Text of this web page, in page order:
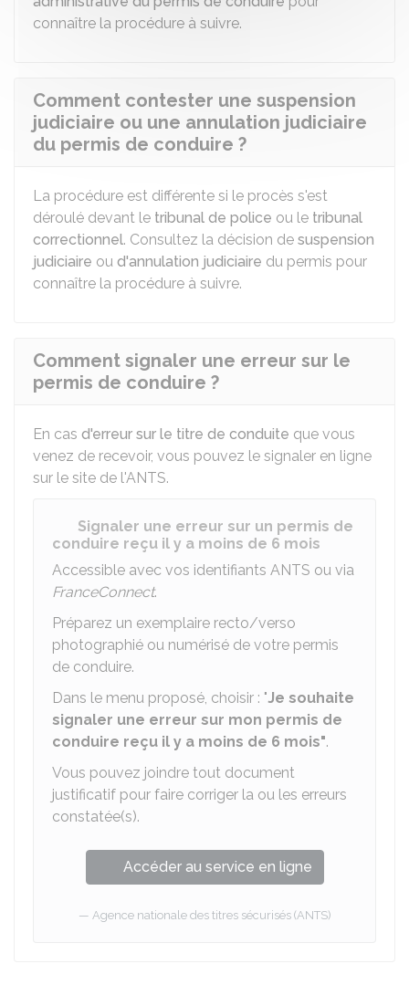
connaître la procédure à suivre.
Comment contester une suspension
judiciaire ou une annulation judiciaire
du permis de conduire ?
La procédure est différente si le procès s'est
déroulé devant le tribunal de police ou le tribunal
correctionnel. Consultez la décision de suspension
judiciaire ou d'annulation judiciaire du permis pour
connaître la procédure à suivre.
Comment signaler une erreur sur le
permis de conduire ?
En cas d'erreur sur le titre de conduite que vous
venez de recevoir, vous pouvez le signaler en ligne
sur le site de l'ANTS.
Signaler une erreur sur un permis de
conduire reçu il y a moins de 6 mois
Accessible avec vos identifiants ANTS ou via
FranceConnect.
Préparez un exemplaire recto/verso
photographié ou numérisé de votre permis
de conduire.
Dans le menu proposé, choisir : "Je souhaite
signaler une erreur sur mon permis de
conduire reçu il y a moins de 6 mois".
Vous pouvez joindre tout document
justificatif pour faire corriger la ou les erreurs
constatée(s).
Accéder au service en ligne
Agence nationale des titres sécurisés (ANTS)